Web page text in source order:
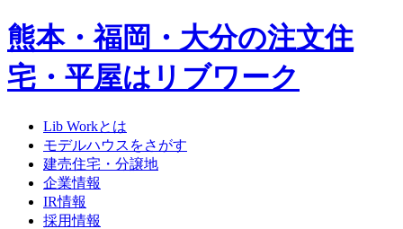
熊本・福岡・大分の注文住
宅・平屋はリブワーク
Lib Workとは
モデルハウスをさがす
建売住宅・分譲地
企業情報
IR情報
採用情報